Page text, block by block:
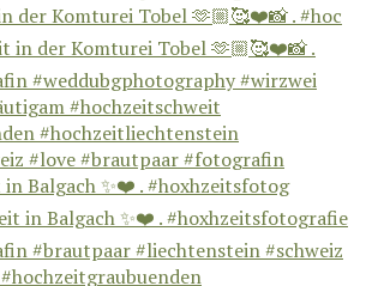
der Komturei Tobel 🫶🏼🥰❤️📸 . #hoc
Balgach ✨❤️ . #hoxhzeitsfotog